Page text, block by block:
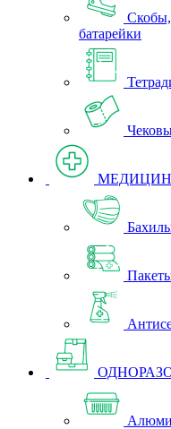
батарейки